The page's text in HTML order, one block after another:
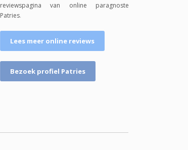
reviewspagina van online paragnoste
Patries.
Lees meer online reviews
Bezoek profiel Patries